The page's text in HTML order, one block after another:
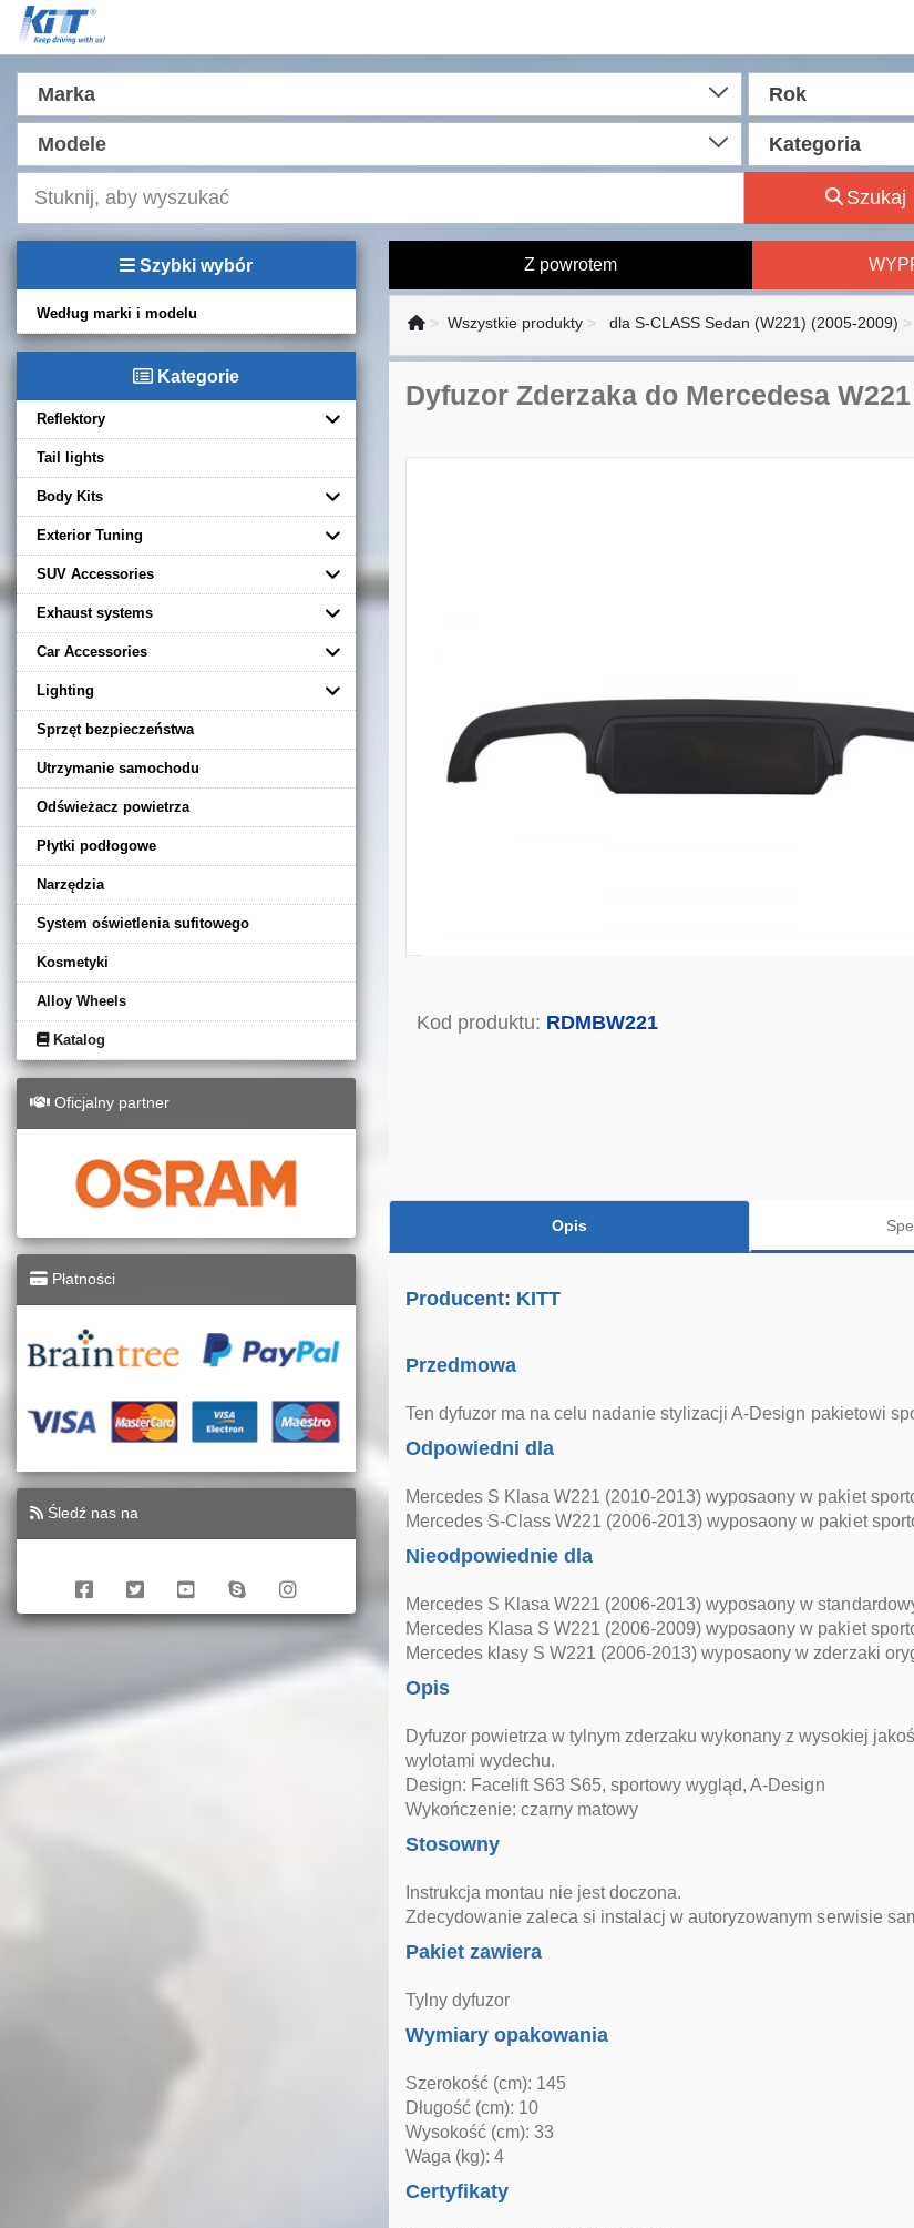
Marka Rok
Modele Kategoria
Szukaj
Szybki wybór
Według marki i modelu
Kategorie
Reflektory
Tail lights
Body Kits
Exterior Tuning
SUV Accessories
Exhaust systems
Car Accessories
Lighting
Sprzęt bezpieczeństwa
Utrzymanie samochodu
Odświeżacz powietrza
Płytki podłogowe
Narzędzia
System oświetlenia sufitowego
Kosmetyki
Alloy Wheels
Katalog
Oficjalny partner
Płatności
Śledź nas na
Z powrotem
Wszystkie produkty dla S-CLASS Sedan (W221) (2005-2009)
Dyfuzor Zderzaka do Mercedesa
Kod produktu: RDMBW221
Opis
Producent: KITT
Przedmowa
Ten dyfuzor ma na celu nadanie stylizacji A-Design pakietowi
Odpowiedni dla
Mercedes S Klasa W221 (2010-2013) wyposaony w pakiet
Mercedes S-Class W221 (2006-2013) wyposaony w pakiet
Nieodpowiednie dla
Mercedes S Klasa W221 (2006-2013) wyposaony w
Mercedes Klasa S W221 (2006-2009) wyposaony w pakiet
Mercedes klasy S W221 (2006-2013) wyposaony w zderzaki
Opis
Dyfuzor powietrza w tylnym zderzaku wykonany z wysokiej
wylotami wydechu.
Design: Facelift S63 S65, sportowy wygląd, A-Design
Wykończenie: czarny matowy
Stosowny
Instrukcja montau nie jest doczona.
Zdecydowanie zaleca si instalacj w autoryzowanym serwisie
Pakiet zawiera
Tylny dyfuzor
Wymiary opakowania
Szerokość (cm): 145
Długość (cm): 10
Wysokość (cm): 33
Waga (kg): 4
Certyfikaty